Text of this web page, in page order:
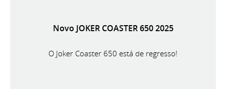
Novo JOKER COASTER 650 2025
O Joker Coaster 650 está de regresso!